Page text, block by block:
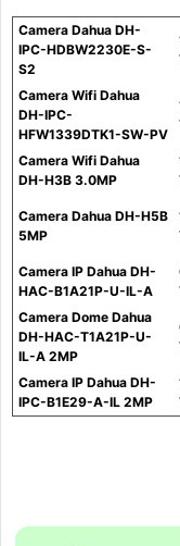
Camera Dahua DH-
IPC-HDBW2230E-S-
S2
Camera Wifi Dahua
DH-IPC-
HFW1339DTK1-SW-PV
Camera Wifi Dahua
DH-H3B 3.0MP
Camera Dahua DH-H5B
5MP
Camera IP Dahua DH-
HAC-B1A21P-U-IL-A
Camera Dome Dahua
DH-HAC-T1A21P-U-
IL-A 2MP
Camera IP Dahua DH-
IPC-B1E29-A-IL 2MP